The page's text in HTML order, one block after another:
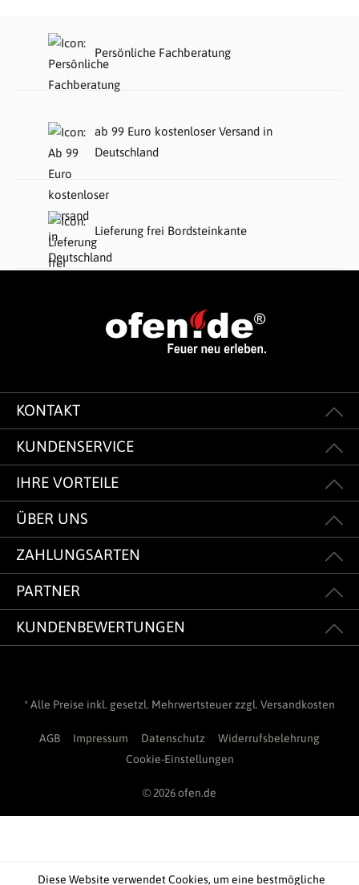
Persönliche Fachberatung
ab 99 Euro kostenloser Versand in
Deutschland
Lieferung frei Bordsteinkante
KONTAKT
KUNDENSERVICE
IHRE VORTEILE
ÜBER UNS
ZAHLUNGSARTEN
PARTNER
KUNDENBEWERTUNGEN
* Alle Preise inkl. gesetzl. Mehrwertsteuer zzgl. Versandkosten
AGB Impressum Datenschutz
Widerrufsbelehrung
Cookie-Einstellungen
© 2026 ofen.de
Diese Website verwendet Cookies, um eine bestmögliche